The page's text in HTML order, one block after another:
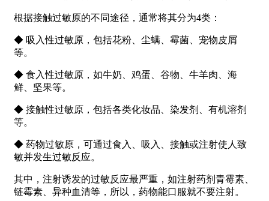
根据接触过敏原的不同途径，通常将其分为4类：
◆ 吸入性过敏原，包括花粉、尘螨、霉菌、宠物皮屑
等。
◆ 食入性过敏原，如牛奶、鸡蛋、谷物、牛羊肉、海
鲜、坚果等。
◆ 接触性过敏原，包括各类化妆品、染发剂、有机溶剂
等。
◆ 药物过敏原，可通过食入、吸入、接触或注射使人致
敏并发生过敏反应。
其中，注射诱发的过敏反应最严重，如注射药剂青霉素、
链霉素、异种血清等，所以，药物能口服就不要注射。